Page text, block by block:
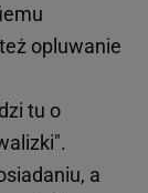
opluwanie
tu o
a